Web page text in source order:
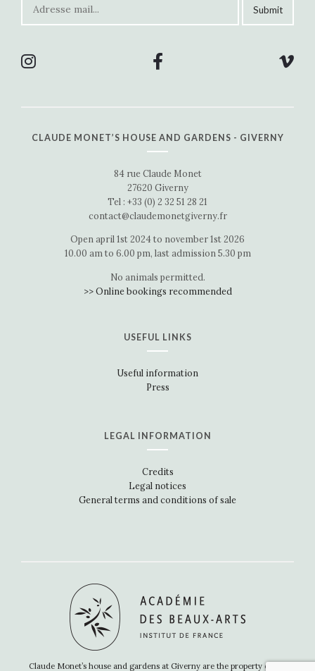
CLAUDE MONET’S HOUSE AND GARDENS - GIVERNY
84 rue Claude Monet
27620 Giverny
Tel : +33 (0) 2 32 51 28 21
contact@claudemonetgiverny.fr
Open april 1st 2024 to november 1st 2026
10.00 am to 6.00 pm, last admission 5.30 pm
No animals permitted.
>> Online bookings recommended
USEFUL LINKS
Useful information
Press
LEGAL INFORMATION
Credits
Legal notices
General terms and conditions of sale
Claude Monet’s house and gardens at Giverny are the property of the